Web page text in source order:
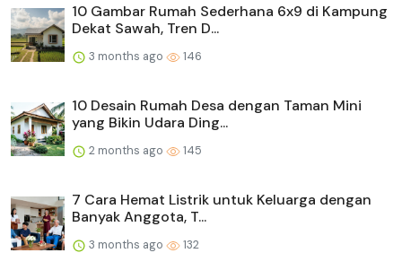
10 Gambar Rumah Sederhana 6x9 di Kampung
Dekat Sawah, Tren D...
3 months ago 146
10 Desain Rumah Desa dengan Taman Mini
yang Bikin Udara Ding...
2 months ago 145
7 Cara Hemat Listrik untuk Keluarga dengan
Banyak Anggota, T...
3 months ago 132